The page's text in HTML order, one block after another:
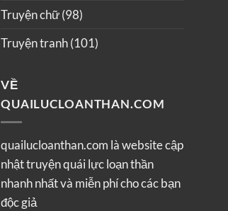
Truyện chữ(98)
Truyện tranh(101)
VỀ
QUAILUCLOANTHAN.COM
quailucloanthan.com là website cập
nhật truyện quái lực loạn thần
nhanh nhất và miễn phí cho các bạn
độc giả